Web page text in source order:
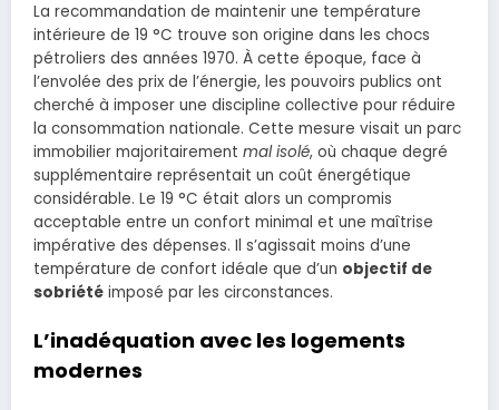
La recommandation de maintenir une température
intérieure de 19 °C trouve son origine dans les chocs
pétroliers des années 1970. À cette époque, face à
l’envolée des prix de l’énergie, les pouvoirs publics ont
cherché à imposer une discipline collective pour réduire
la consommation nationale. Cette mesure visait un parc
immobilier majoritairement mal isolé, où chaque degré
supplémentaire représentait un coût énergétique
considérable. Le 19 °C était alors un compromis
acceptable entre un confort minimal et une maîtrise
impérative des dépenses. Il s’agissait moins d’une
température de confort idéale que d’un objectif de
sobriété imposé par les circonstances.
L’inadéquation avec les logements
modernes